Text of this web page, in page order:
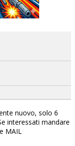
nuovo, solo 6
interessati mandare
MAIL